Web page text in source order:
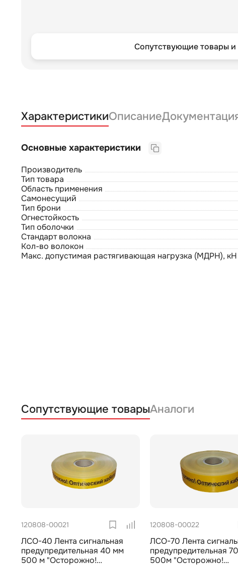
Сопутствующие товары и
ХарактеристикиОписание
Производитель
Тип товара
Область применения
Самонесущий
Тип брони
Огнестойкость
Тип оболочки
Стандарт волокна
Кол-во волокон
Макс. допустимая растягивающая нагрузка (МДРН), кН
Сопутствующие товарыАналоги
120808-00021
ЛСО-40 Лента сигнальная
предупредительная 40 мм
500 м "Осторожно!
120808-00022
ЛСО-70 Лента
предупредительная
500м "Осторожно!